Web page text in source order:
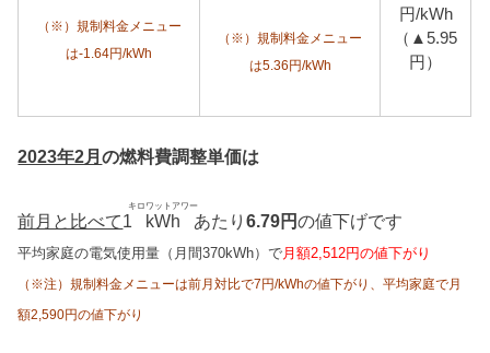
（※）規制料金メニュー
は-1.64円/kWh
（※）規制料金メニュー
は5.36円/kWh
円/kWh
（▲5.95
円）
2023年2月の燃料費調整単価は
前月と比べて1 kWh
キロワットアワー
あたり6.79円の値下げです
平均家庭の電気使用量（月間370kWh）で 月額2,512円の値下がり
（※注）規制料金メニューは前月対比で7円/kWhの値下がり、平均家庭で月
額2,590円の値下がり